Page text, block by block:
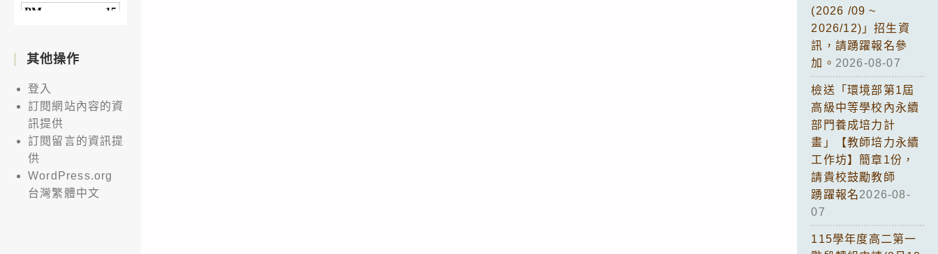
其他操作
登入
訂閱網站內容的資
訊提供
訂閱留言的資訊提
供
WordPress.org
台灣繁體中文
(2026 /09 ~
2026/12)」招生資
訊，請踴躍報名參
加。 2026-08-07
檢送「環境部第1屆
高級中等學校內永續
部門養成培力計
畫」【教師培力永續
工作坊】簡章1份，
請貴校鼓勵教師
踴躍報名2026-08-
07
115學年度高二第一